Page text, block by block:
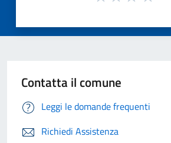
Contatta il comune
Leggi le domande frequenti
Richiedi Assistenza